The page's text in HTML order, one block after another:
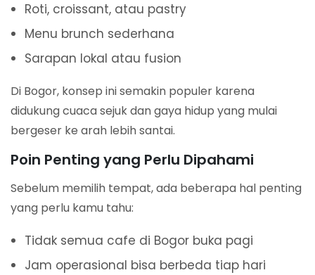
Roti, croissant, atau pastry
Menu brunch sederhana
Sarapan lokal atau fusion
Di Bogor, konsep ini semakin populer karena
didukung cuaca sejuk dan gaya hidup yang mulai
bergeser ke arah lebih santai.
Poin Penting yang Perlu Dipahami
Sebelum memilih tempat, ada beberapa hal penting
yang perlu kamu tahu:
Tidak semua cafe di Bogor buka pagi
Jam operasional bisa berbeda tiap hari